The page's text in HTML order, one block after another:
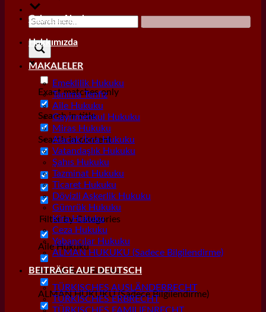
Exact matches only
Search in title
Search in content
Filter by Categories
Aile Hukuku
Alacak/İcra Hukuku
ALMAN HUKUKU (Sadece Bilgilendirme)
Çalışma Alanları
Hakkımızda
MAKALELER
Emeklilik Hukuku
Tanıma Tenfiz
Aile Hukuku
Gayrımenkul Hukuku
Miras Hukuku
Alacak/İcra Hukuku
Vatandaşlık Hukuku
Şahıs Hukuku
Tazminat Hukuku
Ticaret Hukuku
Dövizli Askerlik Hukuku
Gümrük Hukuku
Kira Hukuku
Ceza Hukuku
Yabancılar Hukuku
ALMAN HUKUKU (Sadece Bilgilendirme)
BEITRÄGE AUF DEUTSCH
TÜRKISCHES AUSLÄNDERRECHT
TÜRKISCHES ERBRECHT